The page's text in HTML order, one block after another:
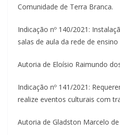
Comunidade de Terra Branca.
Indicação nº 140/2021:
salas de aula da rede de ensino
Autoria de Eloísio Raimundo
Indicação nº 141/2021:
realize eventos culturais com
Autoria de Gladston Marcelo